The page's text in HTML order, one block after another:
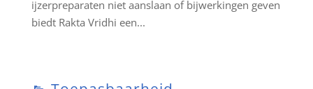
ijzerpreparaten niet aanslaan of bijwerkingen geven
biedt Rakta Vridhi een...